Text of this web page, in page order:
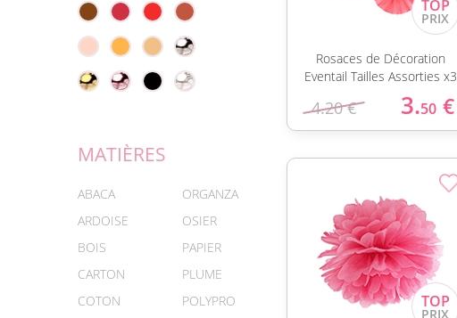
MATIÈRES
ABACA
ARDOISE
BOIS
CARTON
COTON
ORGANZA
OSIER
PAPIER
PLUME
POLYPRO
Rosaces de Décoration
Eventail Tailles Assorties x3
4.20 € 3.50 €